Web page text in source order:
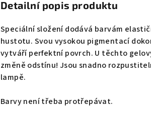
Detailní popis produktu
Speciální složení dodává barvám
hustotu. Svou vysokou pigmentací
vytváří perfektní povrch. U těchto
změně odstínu! Jsou snadno
lampě.
Barvy není třeba protřepávat.